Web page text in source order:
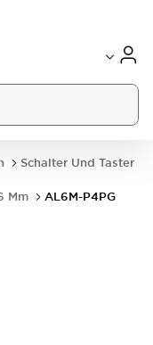
Schalter Und Taster
Mm
AL6M-P4PG